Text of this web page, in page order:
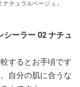
チュラルベージュ」
シーラー 02 ナチュ
するとお手頃です
自分の肌に合うな